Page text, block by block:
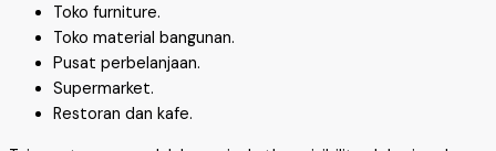
Toko furniture.
Toko material bangunan.
Pusat perbelanjaan.
Supermarket.
Restoran dan kafe.